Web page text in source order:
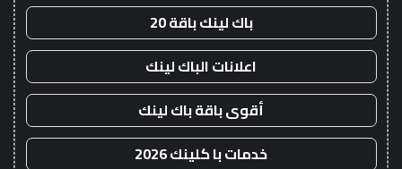
باك لينك باقة 20
اعلانات الباك لينك
أقوى باقة باك لينك
خدمات با كلينك 2026